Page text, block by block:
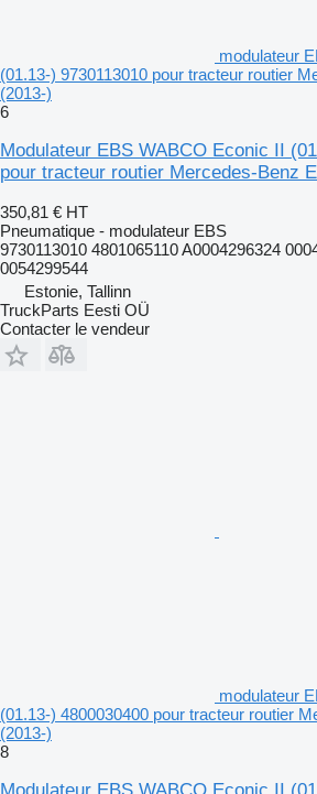
modulateur
(01.13-) 9730113010 pour tracteur routier
(2013-)
6
Modulateur EBS WABCO Econic II
pour tracteur routier Mercedes-Benz
350,81 € HT
Pneumatique - modulateur EBS
9730113010 4801065110 A0004296324
0054299544
Estonie, Tallinn
TruckParts Eesti OÜ
Contacter le vendeur
modulateur
(01.13-) 4800030400 pour tracteur routier
(2013-)
8